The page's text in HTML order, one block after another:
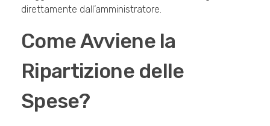
direttamente dall’amministratore.
Come Avviene la
Ripartizione delle
Spese?